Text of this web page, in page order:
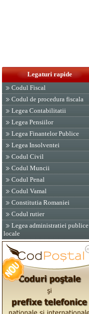
Legaturi rapide
Codul Fiscal
Codul de procedura fiscala
Legea Contabilitatii
Legea Pensiilor
Legea Finantelor Publice
Legea Insolventei
Codul Civil
Codul Muncii
Codul Penal
Codul Vamal
Constitutia Romaniei
Codul rutier
Legea administratiei publice
locale